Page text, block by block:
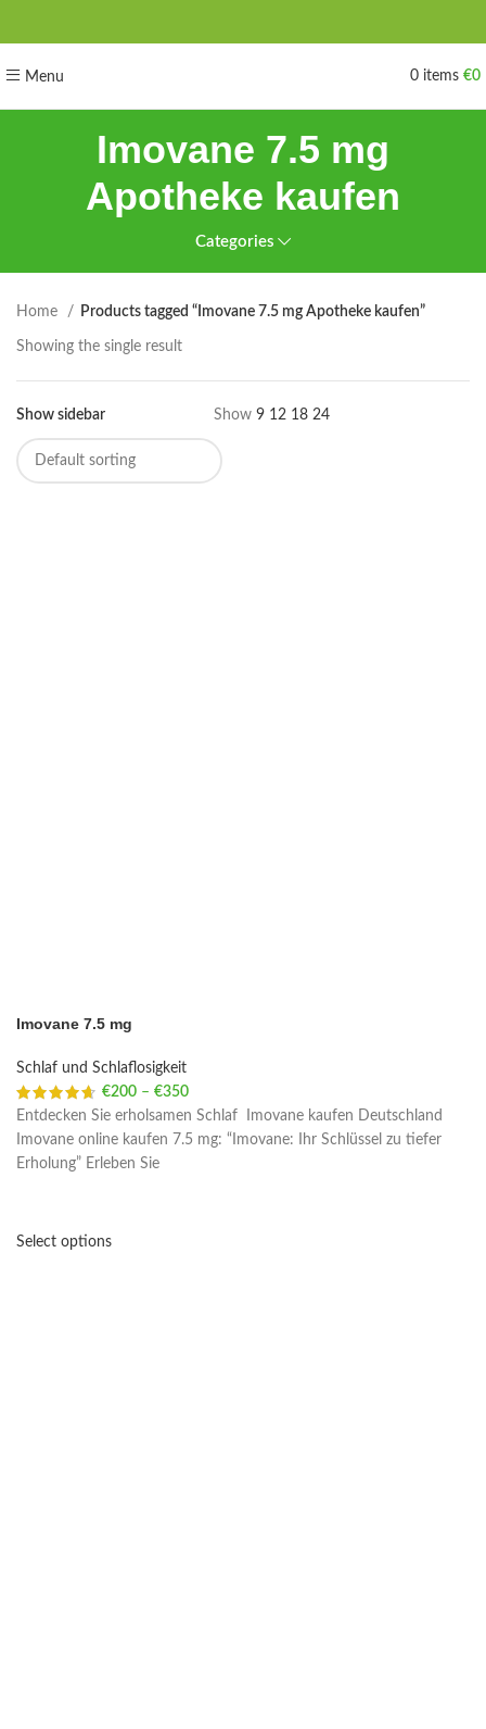
Menu 0 items €0
Imovane 7.5 mg
Apotheke kaufen
Categories
Home Products tagged “Imovane 7.5 mg Apotheke kaufen”
Showing the single result
Show sidebar Show 9 12 18 24
Imovane 7.5 mg
Schlaf und Schlaflosigkeit
€200 – €350
Entdecken Sie erholsamen Schlaf Imovane kaufen Deutschland
Imovane online kaufen 7.5 mg: “Imovane: Ihr Schlüssel zu tiefer
Erholung” Erleben Sie
Select options